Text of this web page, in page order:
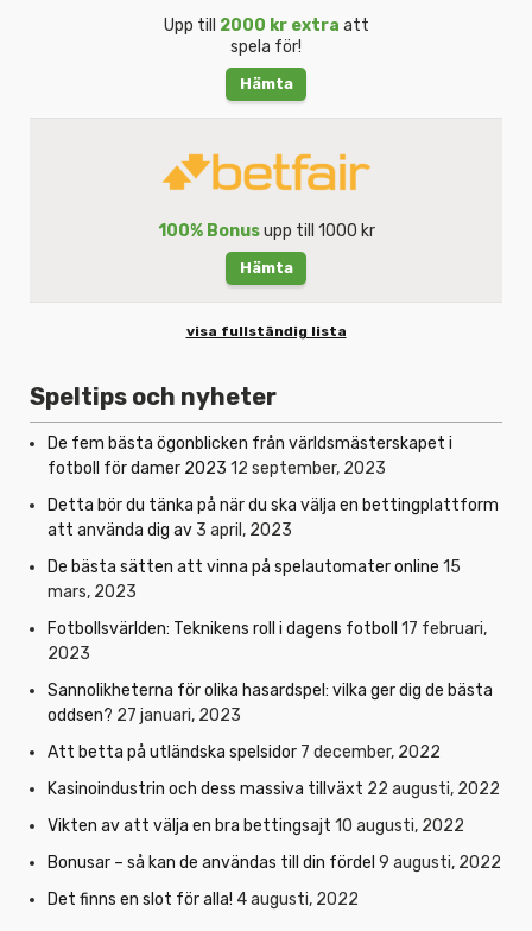
Upp till 2000 kr extra att
spela för!
Hämta
100% Bonusupp till 1000 kr
Hämta
visa fullständig lista
Speltips och nyheter
De fem bästa ögonblicken från världsmästerskapet i
fotboll för damer 2023 12 september, 2023
Detta bör du tänka på när du ska välja en bettingplattform
att använda dig av 3 april, 2023
De bästa sätten att vinna på spelautomater online 15
mars, 2023
Fotbollsvärlden: Teknikens roll i dagens fotboll 17 februari,
2023
Sannolikheterna för olika hasardspel: vilka ger dig de bästa
oddsen? 27 januari, 2023
Att betta på utländska spelsidor 7 december, 2022
Kasinoindustrin och dess massiva tillväxt 22 augusti, 2022
Vikten av att välja en bra bettingsajt 10 augusti, 2022
Bonusar – så kan de användas till din fördel 9 augusti, 2022
Det finns en slot för alla! 4 augusti, 2022